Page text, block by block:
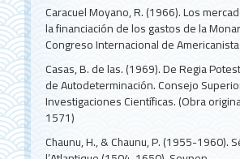
Caracuel Moyano, R. (1966). Los
la financiación de los gastos de la
Congreso Internacional de
Casas, B. de las. (1969). De Regia
de Autodeterminación. Consejo
Investigaciones Científicas. (Obra
1571)
Chaunu, H., & Chaunu, P. (1955-1960).